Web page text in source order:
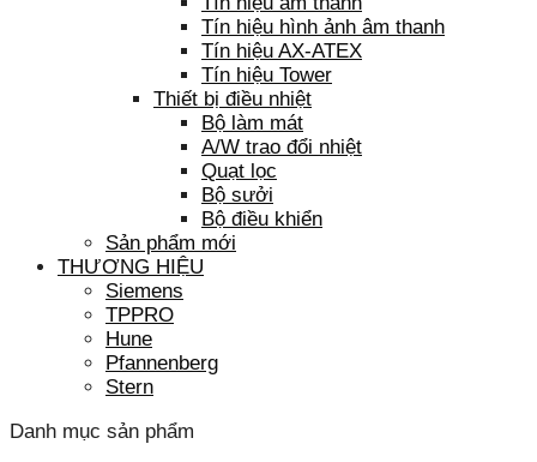
Tín hiệu hình ảnh âm thanh
Tín hiệu AX-ATEX
Tín hiệu Tower
Thiết bị điều nhiệt
Bộ làm mát
A/W trao đổi nhiệt
Quạt lọc
Bộ sưởi
Bộ điều khiển
Sản phẩm mới
THƯƠNG HIỆU
Siemens
TPPRO
Hune
Pfannenberg
Stern
Danh mục sản phẩm